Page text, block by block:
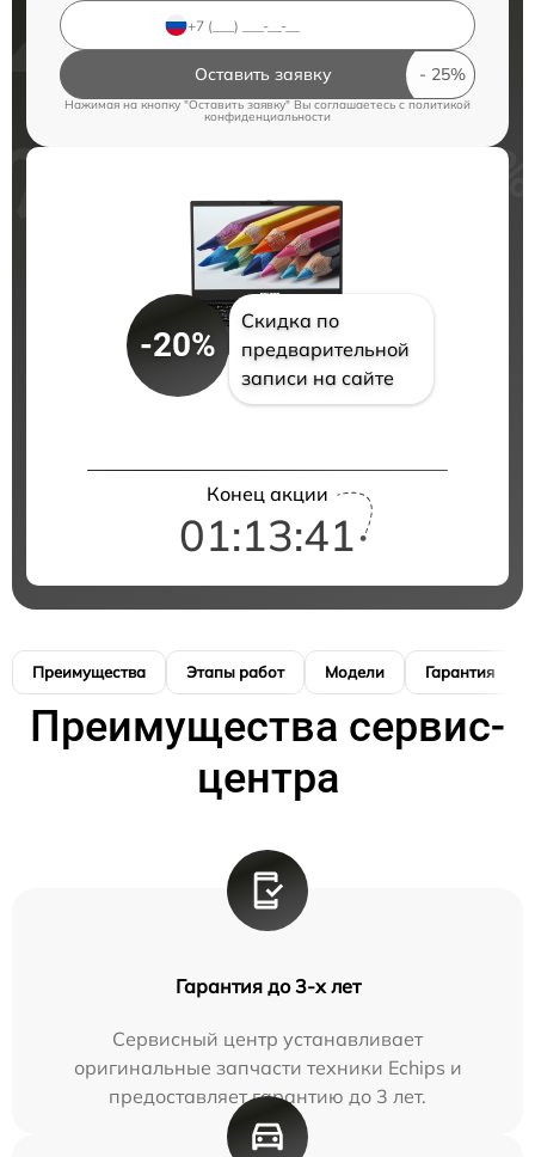
Оставить заявку
Нажимая на кнопку "Оставить заявку" Вы соглашаетесь cполитикой
конфиденциальности
-20%
Скидка по
предварительной
записи на сайте
Конец акции
01:13:41
Преимущества Этапы работ Модели Гарантия
Преимущества сервис-
центра
Гарантия до 3-х лет
Сервисный центр устанавливает
оригинальные запчасти техники Echips и
предоставляет гарантию до 3 лет.